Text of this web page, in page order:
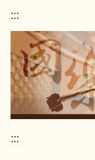
跳
主
要
內
容
區
:::
:::